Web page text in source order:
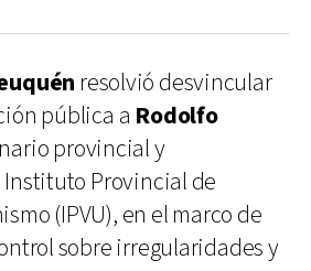
resolvió desvincular
pública a Rodolfo
provincial y
Provincial de
(IPVU), en el marco de
sobre irregularidades y